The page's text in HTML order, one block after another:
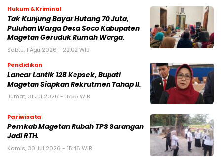
Hukum & Kriminal
Tak Kunjung Bayar Hutang 70 Juta,
Puluhan Warga Desa Soco Kabupaten
Magetan Geruduk Rumah Warga.
Sabtu, 1 Agu 2026 - 22:02 WIB
Pendidikan
Lancar Lantik 128 Kepsek, Bupati
Magetan Siapkan Rekrutmen Tahap II.
Jumat, 31 Jul 2026 - 15:56 WIB
Pariwisata
Pemkab Magetan Rubah TPS Sarangan
Jadi RTH.
Kamis, 30 Jul 2026 - 15:46 WIB